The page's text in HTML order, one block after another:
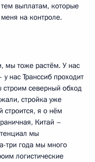
выплатам, которые
на контроле.
мы тоже растём. У нас
нас Транссиб проходит
строим северный обход
стройка уже
строится, я о нём
Китай –
мы
три года мы много
логистические